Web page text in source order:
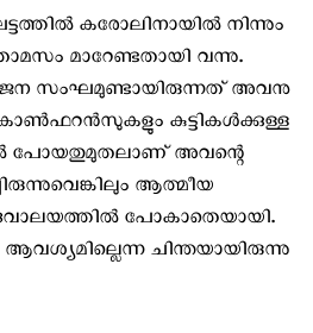
കരോലിനായില്‍ നിന്നും
മാറേണ്ടതായി വന്നു.
സംഘമുണ്ടായിരുന്നത് അവനു
കുട്ടികള്‍ക്കുള്ള
പോയതുമുതലാണ് അവന്റെ
ആത്മീയ
പോകാതെയായി.
ചിന്തയായിരുന്നു